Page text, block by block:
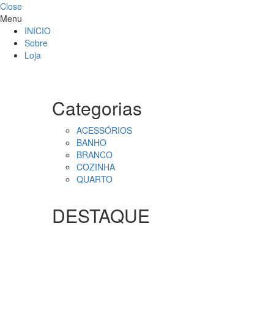
Close
Menu
INICIO
Sobre
Loja
Categorias
ACESSÓRIOS
BANHO
BRANCO
COZINHA
QUARTO
DESTAQUE